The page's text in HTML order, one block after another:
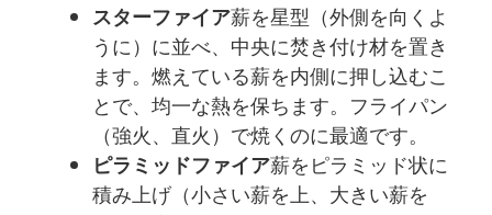
スターファイア薪を星型（外側を向くよ
うに）に並べ、中央に焚き付け材を置き
ます。燃えている薪を内側に押し込むこ
とで、均一な熱を保ちます。フライパン
（強火、直火）で焼くのに最適です。
ピラミッドファイア薪をピラミッド状に
積み上げ（小さい薪を上、大きい薪を